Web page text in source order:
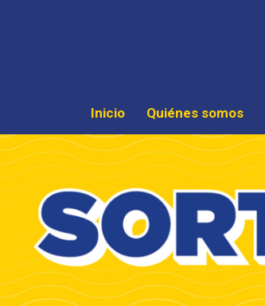
Inicio Quiénes somos